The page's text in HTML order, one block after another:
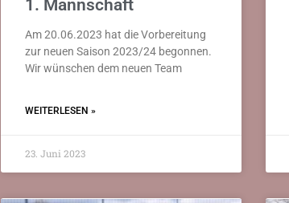
1. Mannschaft
Am 20.06.2023 hat die Vorbereitung
zur neuen Saison 2023/24 begonnen.
Wir wünschen dem neuen Team
WEITERLESEN »
23. Juni 2023